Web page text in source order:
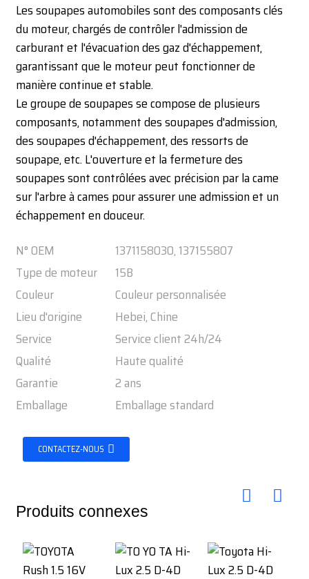
Les soupapes automobiles sont des composants clés
du moteur, chargés de contrôler l'admission de
carburant et l'évacuation des gaz d'échappement,
garantissant que le moteur peut fonctionner de
manière continue et stable.
Le groupe de soupapes se compose de plusieurs
composants, notamment des soupapes d'admission,
des soupapes d'échappement, des ressorts de
soupape, etc. L'ouverture et la fermeture des
soupapes sont contrôlées avec précision par la came
sur l'arbre à cames pour assurer une admission et un
échappement en douceur.
N° OEM
1371158030, 137155807
Type de moteur
15B
Couleur
Couleur personnalisée
Lieu d'origine
Hebei, Chine
Service
Service client 24h/24
Qualité
Haute qualité
Garantie
2 ans
Emballage
Emballage standard
CONTACTEZ-NOUS
Produits connexes